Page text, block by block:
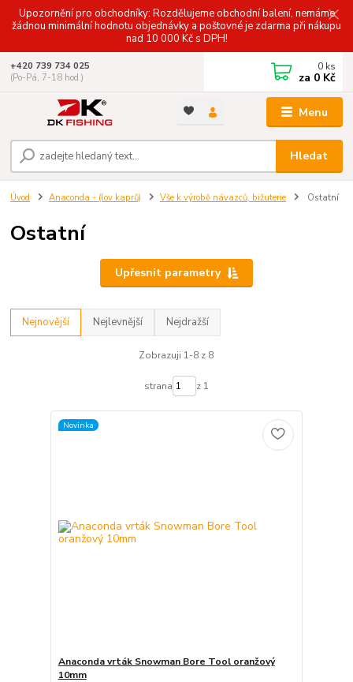
Upozornění pro obchodníky: Rozdělujeme obchodní balení, nemáme
žádnou minimální hodnotu objednávky a poštovné je zdarma při nákupu
nad 10 000 Kč s DPH!
Menu
Hledat
+420 739 734 025
(Po-Pá, 7-18 hod.)
0 ks
za 0 Kč
Úvod Anaconda - (lov kaprů) Vše k výrobě návazců, bižuterie Ostatní
Ostatní
Upřesnit parametry
Nejnovější Nejlevnější Nejdražší
Zobrazuji 1-8 z 8
strana z 1
Novinka
Anaconda vrták Snowman Bore Tool oranžový
10mm